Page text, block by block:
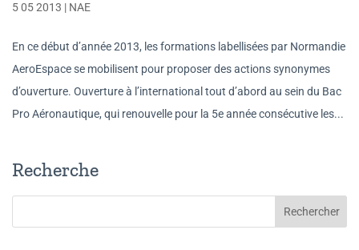
5 05 2013 | NAE
En ce début d’année 2013, les formations labellisées par Normandie
AeroEspace se mobilisent pour proposer des actions synonymes
d’ouverture. Ouverture à l’international tout d’abord au sein du Bac
Pro Aéronautique, qui renouvelle pour la 5e année consécutive les...
Recherche